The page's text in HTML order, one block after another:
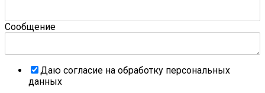
Сообщение
Даю согласие на обработку персональных
данных